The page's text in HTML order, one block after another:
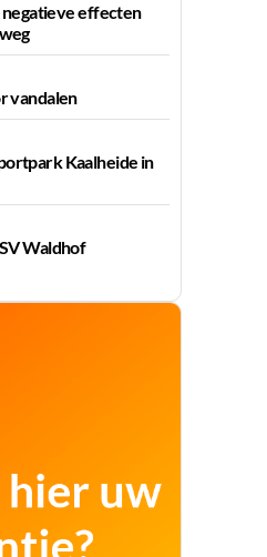
negatieve effecten
vandalen
Kaalheide in
Waldhof